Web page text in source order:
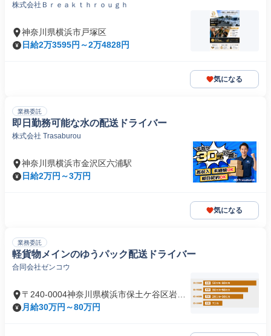
料】
株式会社Ｂｒｅａｋｔｈｒｏｕｇｈ
神奈川県横浜市戸塚区
日給2万3595円～2万4828円
気になる
業務委託
即日勤務可能な水の配送ドライバー
株式会社 Trasaburou
神奈川県横浜市金沢区六浦駅
日給2万円～3万円
気になる
業務委託
軽貨物メインのゆうパック配送ドライバー
合同会社ゼンコウ
〒240-0004神奈川県横浜市保土ケ谷区岩間
町
月給30万円～80万円